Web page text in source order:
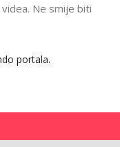
Ne smije biti
portala.